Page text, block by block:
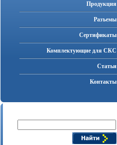
Продукция
Разъемы
Cертификаты
Комплектующие для СКС
Статьи
Контакты